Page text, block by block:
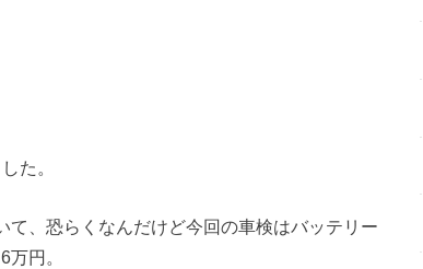
た。
、恐らくなんだけど今回の車検はバッテリー
円。